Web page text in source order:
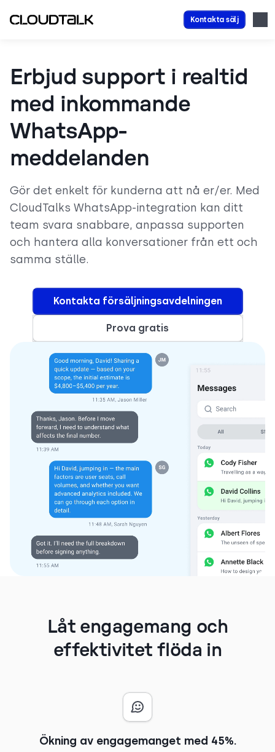
Kontakta sälj
Erbjud support i realtid
med inkommande
WhatsApp-
meddelanden
Gör det enkelt för kunderna att nå er/er. Med
CloudTalks WhatsApp-integration kan ditt
team svara snabbare, anpassa supporten
och hantera alla konversationer från ett och
samma ställe.
Kontakta försäljningsavdelningen
Prova gratis
Låt engagemang och
effektivitet flöda in
Ökning av engagemanget med 45%.